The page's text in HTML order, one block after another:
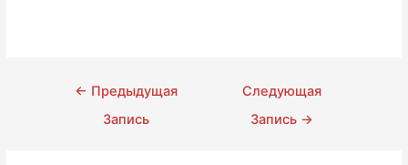
← Предыдущая
Запись
Следующая
Запись →